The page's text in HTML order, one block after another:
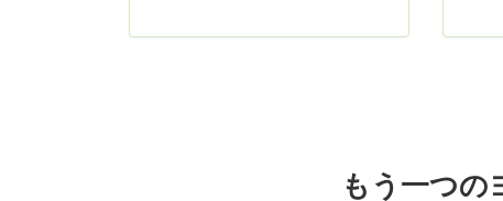
もう一つの